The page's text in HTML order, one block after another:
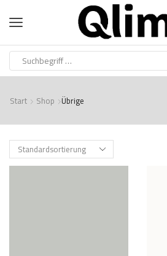
Search
input
Start Shop Übrige